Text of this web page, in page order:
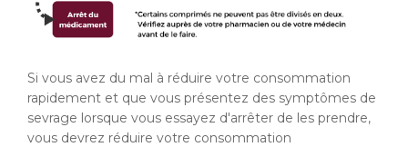
Si vous avez du mal à réduire votre consommation
rapidement et que vous présentez des symptômes de
sevrage lorsque vous essayez d'arrêter de les prendre,
vous devrez réduire votre consommation